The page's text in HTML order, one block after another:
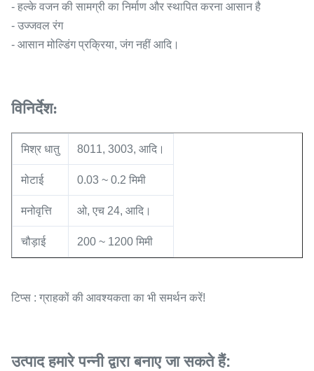
- हल्के वजन की सामग्री का निर्माण और स्थापित करना आसान है
- उज्जवल रंग
- आसान मोल्डिंग प्रक्रिया, जंग नहीं आदि।
विनिर्देश:
मिश्र धातु 8011, 3003, आदि।
मोटाई 0.03 ~ 0.2 मिमी
मनोवृत्ति ओ, एच 24, आदि।
चौड़ाई 200 ~ 1200 मिमी
टिप्स : ग्राहकों की आवश्यकता का भी समर्थन करें!
उत्पाद हमारे पन्नी द्वारा बनाए जा सकते हैं: